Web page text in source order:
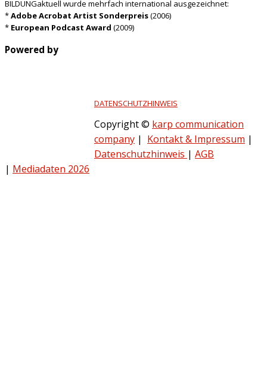
BILDUNGaktuell wurde mehrfach international ausgezeichnet:
*Adobe Acrobat Artist Sonderpreis(2006)
* European Podcast Award (2009)
Powered by
DATENSCHUTZHINWEIS
Copyright © karp communication
company | Kontakt & Impressum |
Datenschutzhinweis | AGB
| Mediadaten 2026